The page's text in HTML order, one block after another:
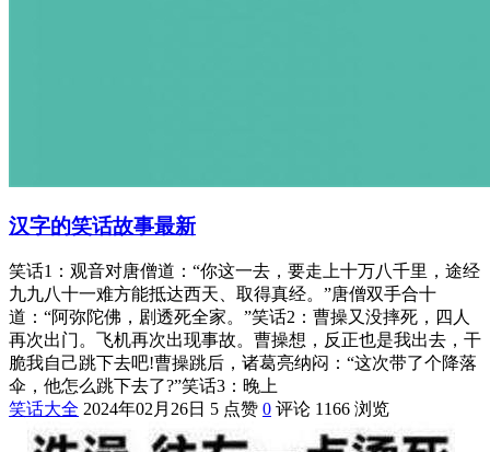
汉字的笑话故事最新
笑话1：观音对唐僧道：“你这一去，要走上十万八千里，途经
九九八十一难方能抵达西天、取得真经。”唐僧双手合十
道：“阿弥陀佛，剧透死全家。”笑话2：曹操又没摔死，四人
再次出门。飞机再次出现事故。曹操想，反正也是我出去，干
脆我自己跳下去吧!曹操跳后，诸葛亮纳闷：“这次带了个降落
伞，他怎么跳下去了?”笑话3：晚上
笑话大全 2024年02月26日 5 点赞 0 评论 1166 浏览